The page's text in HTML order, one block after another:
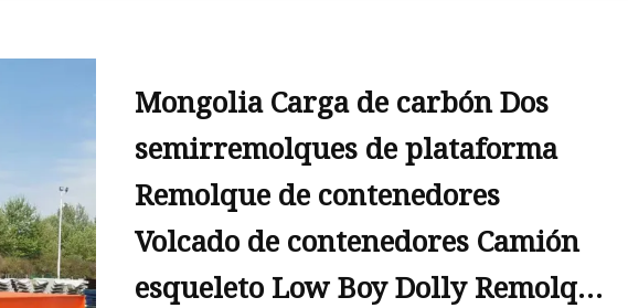
de plataforma
de aguas
esqueleto
plataforma
Mongolia Carga de carbón Dos
semirremolques de plataforma
Remolque de contenedores
Volcado de contenedores Camión
esqueleto Low Boy Dolly Remolque